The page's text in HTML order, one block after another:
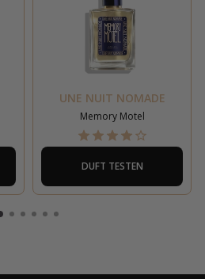
UNE NUIT NOMADE
Memory Motel
DUFT TESTEN